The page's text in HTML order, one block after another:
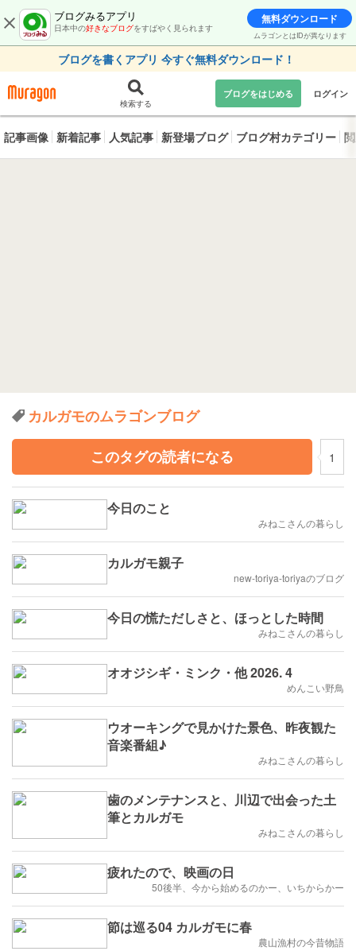
ブログみるアプリ
日本中の好きなブログをすばやく見られます
無料ダウンロード
ムラゴンとはIDが異なります
ブログを書くアプリ 今すぐ無料ダウンロード！
検索する
ブログをはじめる ログイン
記事画像 新着記事 人気記事 新登場ブログ ブログ村カテゴリー
カルガモのムラゴンブログ
このタグの読者になる
1
今日のこと
みねこさんの暮らし
カルガモ親子
new-toriya-toriyaのブログ
今日の慌ただしさと、ほっとした時間
みねこさんの暮らし
オオジシギ・ミンク・他 2026. 4
めんこい野鳥
ウオーキングで見かけた景色、昨夜観た
音楽番組♪
みねこさんの暮らし
歯のメンテナンスと、川辺で出会った土
筆とカルガモ
みねこさんの暮らし
疲れたので、映画の日
50後半、今から始めるのかー、いちからかー
節は巡る04 カルガモに春
農山漁村の今昔物語